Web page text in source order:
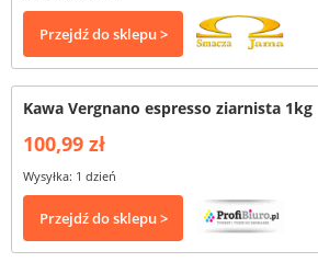
Przejdź do sklepu >
Kawa Vergnano espresso ziarnista 1kg
100,99 zł
Wysyłka: 1 dzień
Przejdź do sklepu >